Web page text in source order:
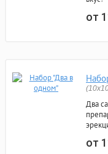
от
Два
от